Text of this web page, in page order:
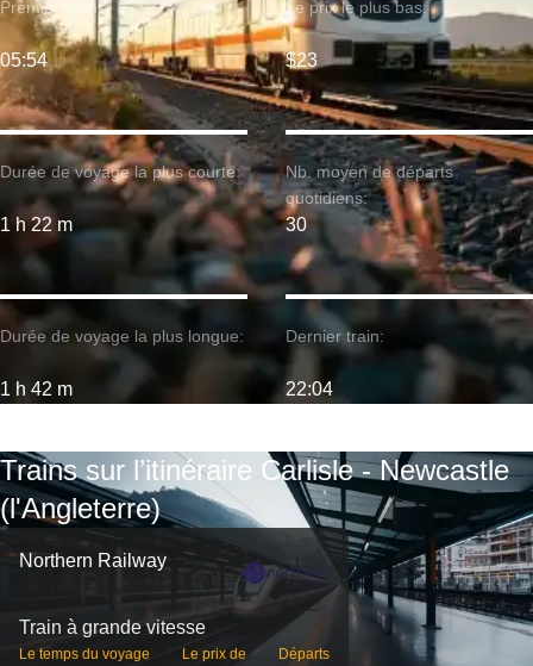
Durée de voyage la plus courte:
1 h 22 m
Premier train:
05:54
Durée de voyage la plus longue:
1 h 42 m
Le prix le plus bas:
$23
Nb. moyen de départs
quotidiens:
30
Dernier train:
22:04
Trains sur l’itinéraire Carlisle - Newcastle
(l'Angleterre)
Northern Railway
Train à grande vitesse
Le temps du voyage Le prix de Départs